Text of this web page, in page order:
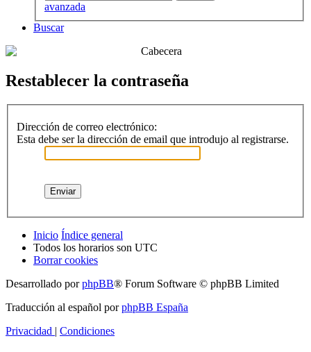
avanzada
Buscar
Restablecer la contraseña
Dirección de correo electrónico:
Esta debe ser la dirección de email que introdujo al registrarse.
Inicio Índice general
Todos los horarios son UTC
Borrar cookies
Desarrollado porphpBB® Forum Software © phpBB Limited
Traducción al español porphpBB España
Privacidad | Condiciones